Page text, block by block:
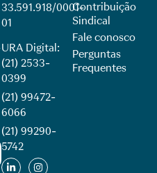
33.591.918/0001-
01
URA Digital:
(21) 2533-
0399
(21) 99472-
6066
(21) 99290-
5742​
Contribuição
Sindical
Fale conosco
Perguntas
Frequentes